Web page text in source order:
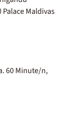
Maldivas
60 Minute/n,